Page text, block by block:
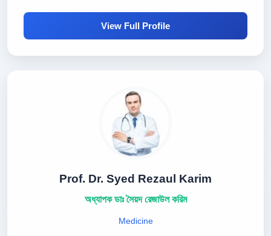
View Full Profile
Prof. Dr. Syed Rezaul Karim
অধ্যাপক ডাঃ সৈয়দ রেজাউল করিম
Medicine